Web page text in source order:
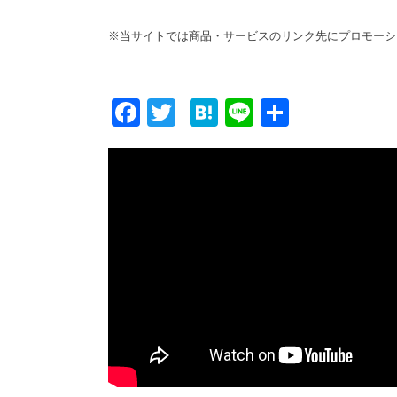
※当サイトでは商品・サービスのリンク先にプロモーシ
F
ac
T
w
H
at
Li
n 有